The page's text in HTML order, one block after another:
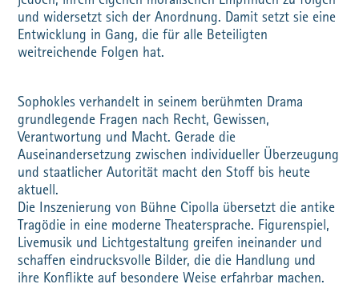
und widersetzt sich der Anordnung. Damit setzt sie eine
Entwicklung in Gang, die für alle Beteiligten
weitreichende Folgen hat.
Sophokles verhandelt in seinem berühmten Drama
grundlegende Fragen nach Recht, Gewissen,
Verantwortung und Macht. Gerade die
Auseinandersetzung zwischen individueller Überzeugung
und staatlicher Autorität macht den Stoff bis heute
aktuell.
Die Inszenierung von Bühne Cipolla übersetzt die antike
Tragödie in eine moderne Theatersprache. Figurenspiel,
Livemusik und Lichtgestaltung greifen ineinander und
schaffen eindrucksvolle Bilder, die die Handlung und
ihre Konflikte auf besondere Weise erfahrbar machen.